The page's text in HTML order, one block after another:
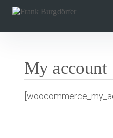
überspringen
My account